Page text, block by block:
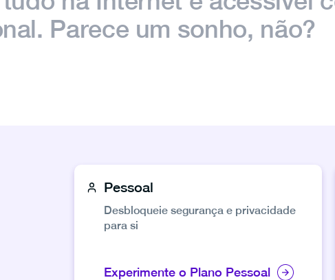
Parece um sonho, não?
Pessoal
Desbloqueie segurança e privacidade
para si
Experimente o Plano Pessoal